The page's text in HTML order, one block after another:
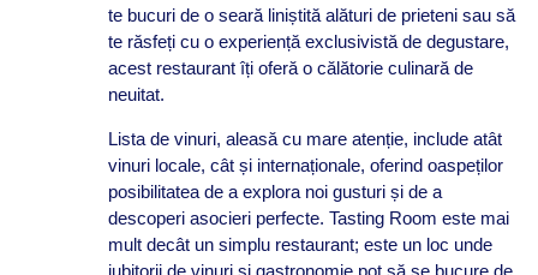
te bucuri de o seară liniștită alături de prieteni sau să
te răsfeți cu o experiență exclusivistă de degustare,
acest restaurant îți oferă o călătorie culinară de
neuitat.
Lista de vinuri, aleasă cu mare atenție, include atât
vinuri locale, cât și internaționale, oferind oaspeților
posibilitatea de a explora noi gusturi și de a
descoperi asocieri perfecte. Tasting Room este mai
mult decât un simplu restaurant; este un loc unde
iubitorii de vinuri și gastronomie pot să se bucure de